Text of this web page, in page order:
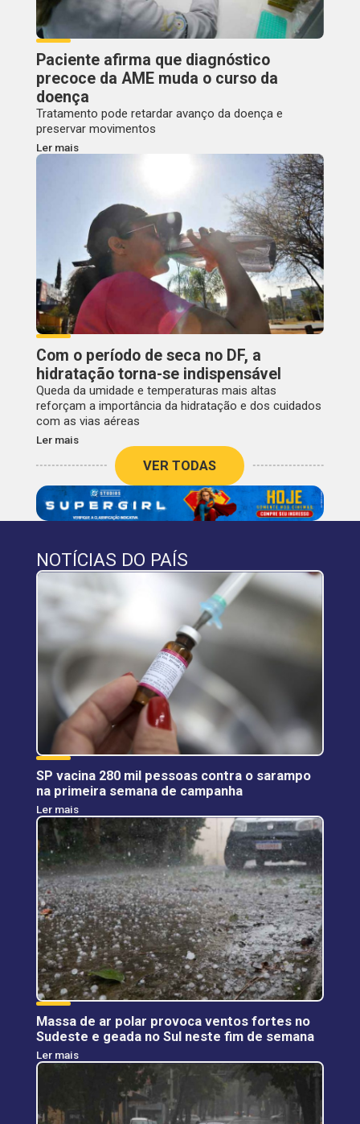
Paciente afirma que diagnóstico
precoce da AME muda o curso da
doença
Tratamento pode retardar avanço da doença e
preservar movimentos
Ler mais
Com o período de seca no DF, a
hidratação torna-se indispensável
Queda da umidade e temperaturas mais altas
reforçam a importância da hidratação e dos cuidados
com as vias aéreas
Ler mais
VER TODAS
NOTÍCIAS DO PAÍS
SP vacina 280 mil pessoas contra o sarampo
na primeira semana de campanha
Ler mais
Massa de ar polar provoca ventos fortes no
Sudeste e geada no Sul neste fim de semana
Ler mais